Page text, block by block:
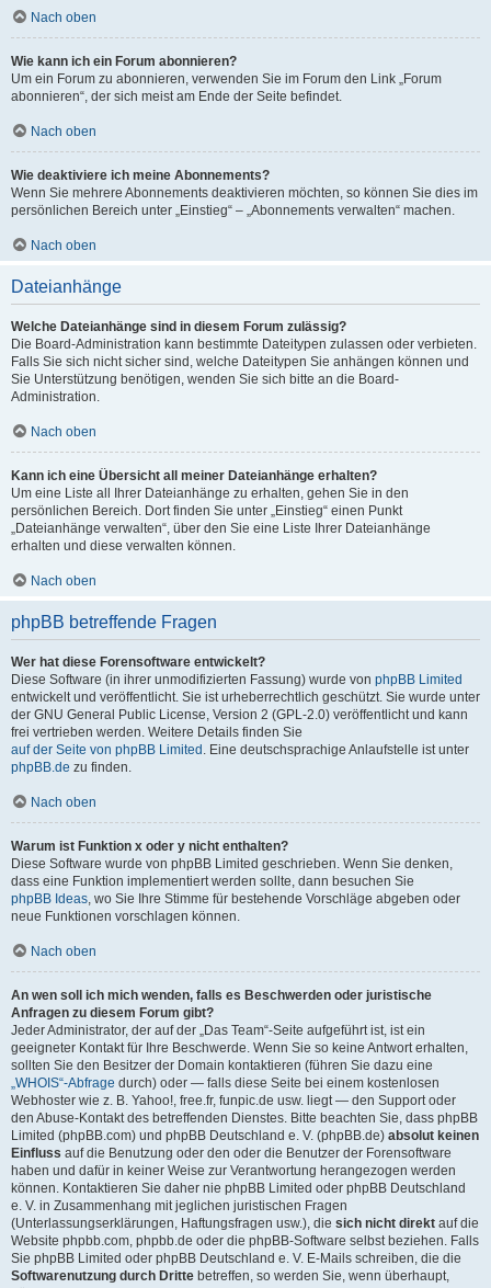
Nach oben
Wie kann ich ein Forum abonnieren?
Um ein Forum zu abonnieren, verwenden Sie im Forum den Link „Forum
abonnieren“, der sich meist am Ende der Seite befindet.
Nach oben
Wie deaktiviere ich meine Abonnements?
Wenn Sie mehrere Abonnements deaktivieren möchten, so können Sie dies im
persönlichen Bereich unter „Einstieg“ – „Abonnements verwalten“ machen.
Nach oben
Dateianhänge
Welche Dateianhänge sind in diesem Forum zulässig?
Die Board-Administration kann bestimmte Dateitypen zulassen oder verbieten.
Falls Sie sich nicht sicher sind, welche Dateitypen Sie anhängen können und
Sie Unterstützung benötigen, wenden Sie sich bitte an die Board-
Administration.
Nach oben
Kann ich eine Übersicht all meiner Dateianhänge erhalten?
Um eine Liste all Ihrer Dateianhänge zu erhalten, gehen Sie in den
persönlichen Bereich. Dort finden Sie unter „Einstieg“ einen Punkt
„Dateianhänge verwalten“, über den Sie eine Liste Ihrer Dateianhänge
erhalten und diese verwalten können.
Nach oben
phpBB betreffende Fragen
Wer hat diese Forensoftware entwickelt?
Diese Software (in ihrer unmodifizierten Fassung) wurde von phpBB Limited
entwickelt und veröffentlicht. Sie ist urheberrechtlich geschützt. Sie wurde unter
der GNU General Public License, Version 2 (GPL-2.0) veröffentlicht und kann
frei vertrieben werden. Weitere Details finden Sie
auf der Seite von phpBB Limited . Eine deutschsprachige Anlaufstelle ist unter
phpBB.de zu finden.
Nach oben
Warum ist Funktion x oder y nicht enthalten?
Diese Software wurde von phpBB Limited geschrieben. Wenn Sie denken,
dass eine Funktion implementiert werden sollte, dann besuchen Sie
phpBB Ideas, wo Sie Ihre Stimme für bestehende Vorschläge abgeben oder
neue Funktionen vorschlagen können.
Nach oben
An wen soll ich mich wenden, falls es Beschwerden oder juristische
Anfragen zu diesem Forum gibt?
Jeder Administrator, der auf der „Das Team“-Seite aufgeführt ist, ist ein
geeigneter Kontakt für Ihre Beschwerde. Wenn Sie so keine Antwort erhalten,
sollten Sie den Besitzer der Domain kontaktieren (führen Sie dazu eine
„WHOIS“-Abfrage durch) oder — falls diese Seite bei einem kostenlosen
Webhoster wie z. B. Yahoo!, free.fr, funpic.de usw. liegt — den Support oder
den Abuse-Kontakt des betreffenden Dienstes. Bitte beachten Sie, dass phpBB
Limited (phpBB.com) und phpBB Deutschland e. V. (phpBB.de) absolut keinen
Einfluss auf die Benutzung oder den oder die Benutzer der Forensoftware
haben und dafür in keiner Weise zur Verantwortung herangezogen werden
können. Kontaktieren Sie daher nie phpBB Limited oder phpBB Deutschland
e. V. in Zusammenhang mit jeglichen juristischen Fragen
(Unterlassungserklärungen, Haftungsfragen usw.), die sich nicht direkt auf die
Website phpbb.com, phpbb.de oder die phpBB-Software selbst beziehen. Falls
Sie phpBB Limited oder phpBB Deutschland e. V. E-Mails schreiben, die die
Softwarenutzung durch Dritte betreffen, so werden Sie, wenn überhaupt,